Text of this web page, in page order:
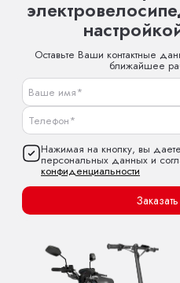
Оставьте Ваши контактные
ближайшее
Нажимая на кнопку, вы
персональных данных и
конфиденциальности